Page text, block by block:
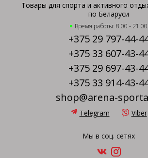
Товары для спорта и активного
по Беларуси
Время работы: 8.00 - 21.00
+375 29 797-44-
+375 33 607-43-
+375 29 697-43-
+375 33 914-43-
shop@arena-
Telegram Viber
Мы в соц. сетях